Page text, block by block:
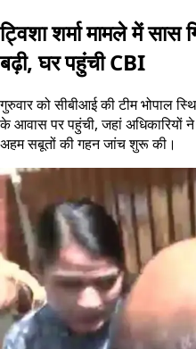
ट्विशा शर्मा मामले में सास
बढ़ी, घर पहुंची CBI
गुरुवार को सीबीआई की टीम भोपाल
के आवास पर पहुंची, जहां अधिकारियों
अहम सबूतों की गहन जांच शुरू की।